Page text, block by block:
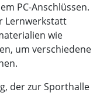
PC-Anschlüssen.
Lernwerkstatt
wie
um verschiedene
der zur Sporthalle